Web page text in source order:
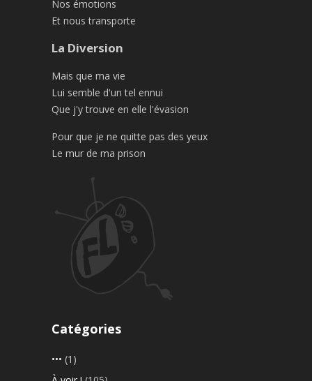
Nos émotions
Et nous transporte
La Diversion
Mais que ma vie
Lui semble d'un tel ennui
Que j'y trouve en elle l'évasion
Pour que je ne quitte pas des yeux
Le mur de ma prison
Catégories
••• (1)